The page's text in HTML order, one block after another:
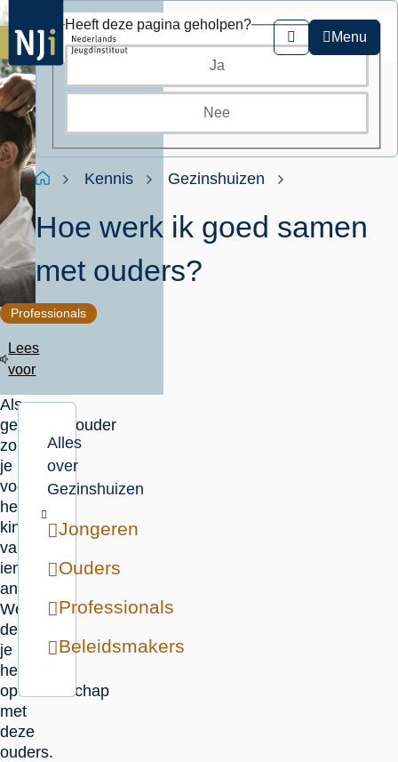
Overslaan
en
naar
de
inhoud
gaan
Zoeken
Menu
Kruimelpad
HomeKennis Gezinshuizen
Hoe werk ik goed samen
met ouders?
Professionals
Lees
voor
Als
gezinshuisouder
zorg
je
voor
het
kind
van
iemand
anders.
Wel
deel
je
het
opvoederschap
met
deze
ouders.
Alles
over
Gezinshuizen
Jongeren
Ouders
Professionals
Beleidsmakers
Heeft deze pagina geholpen?
Ja
Nee